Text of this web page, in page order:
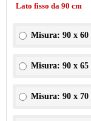
Lato fisso da 90 cm
Misura: 90 x 60
Misura: 90 x 65
Misura: 90 x 70